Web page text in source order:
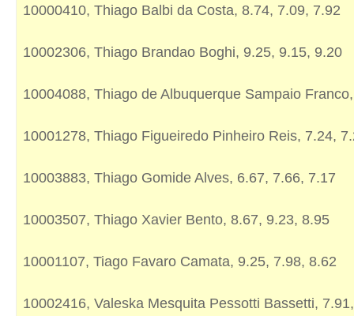
10000410, Thiago Balbi da Costa, 8.74, 7.09, 7.92
10002306, Thiago Brandao Boghi, 9.25, 9.15, 9.20
10004088, Thiago de Albuquerque Sampaio
10001278, Thiago Figueiredo Pinheiro Reis, 7.24,
10003883, Thiago Gomide Alves, 6.67, 7.66, 7.17
10003507, Thiago Xavier Bento, 8.67, 9.23, 8.95
10001107, Tiago Favaro Camata, 9.25, 7.98, 8.62
10002416, Valeska Mesquita Pessotti Bassetti,